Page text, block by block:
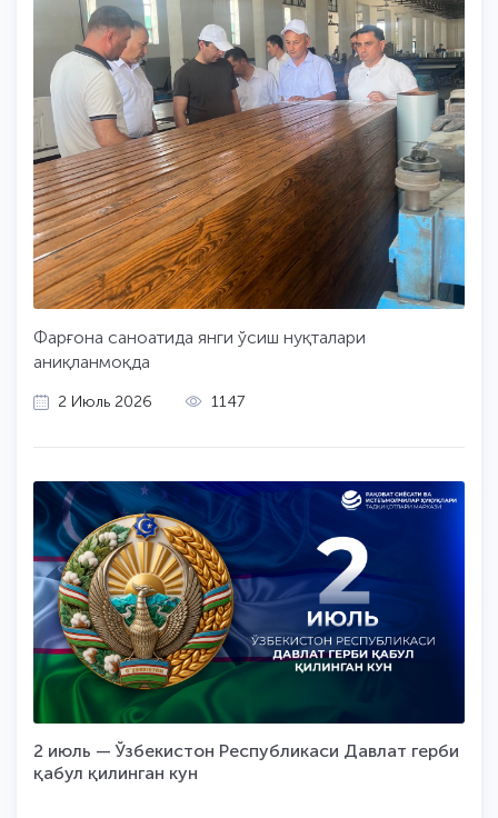
Фарғона саноатида янги ўсиш нуқталари
аниқланмоқда
2 Июль 2026 1147
2 июль — Ўзбекистон Республикаси Давлат герби
қабул қилинган кун